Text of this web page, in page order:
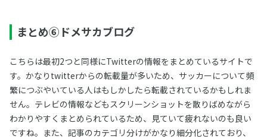
まとめ⑥ドメサカブログ
こちらは最初2つと同様にTwitterの情報をまとめているサイトで
す。かなりtwitterからの転載量が多いため、サッカーについて頻
繁につぶやいている人はもしかしたら転載されているかもしれま
せん。テレビの情報などもスクリーンショットを散りばめながら
わかりやすくまとめられているため、見ていて疲れないのも良い
ですね。また、記事のカテゴリ分けがかなり細分化されており、